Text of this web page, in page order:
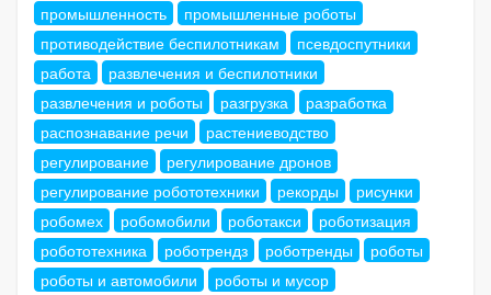
промышленность
промышленные роботы
противодействие беспилотникам
псевдоспутники
работа
развлечения и беспилотники
развлечения и роботы
разгрузка
разработка
распознавание речи
растениеводство
регулирование
регулирование дронов
регулирование робототехники
рекорды
рисунки
робомех
робомобили роботакси
роботизация
робототехника
роботрендз роботренды
роботы
роботы и автомобили
роботы и мусор